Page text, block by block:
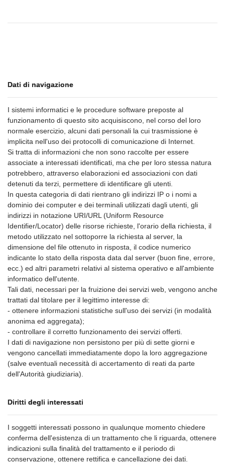
Dati di navigazione
I sistemi informatici e le procedure software preposte al
funzionamento di questo sito acquisiscono, nel corso del loro
normale esercizio, alcuni dati personali la cui trasmissione è
implicita nell'uso dei protocolli di comunicazione di Internet.
Si tratta di informazioni che non sono raccolte per essere
associate a interessati identificati, ma che per loro stessa natura
potrebbero, attraverso elaborazioni ed associazioni con dati
detenuti da terzi, permettere di identificare gli utenti.
In questa categoria di dati rientrano gli indirizzi IP o i nomi a
dominio dei computer e dei terminali utilizzati dagli utenti, gli
indirizzi in notazione URI/URL (Uniform Resource
Identifier/Locator) delle risorse richieste, l'orario della richiesta, il
metodo utilizzato nel sottoporre la richiesta al server, la
dimensione del file ottenuto in risposta, il codice numerico
indicante lo stato della risposta data dal server (buon fine, errore,
ecc.) ed altri parametri relativi al sistema operativo e all'ambiente
informatico dell'utente.
Tali dati, necessari per la fruizione dei servizi web, vengono anche
trattati dal titolare per il legittimo interesse di:
- ottenere informazioni statistiche sull'uso dei servizi (in modalità
anonima ed aggregata);
- controllare il corretto funzionamento dei servizi offerti.
I dati di navigazione non persistono per più di sette giorni e
vengono cancellati immediatamente dopo la loro aggregazione
(salve eventuali necessità di accertamento di reati da parte
dell'Autorità giudiziaria).
Diritti degli interessati
I soggetti interessati possono in qualunque momento chiedere
conferma dell'esistenza di un trattamento che li riguarda, ottenere
indicazioni sulla finalità del trattamento e il periodo di
conservazione, ottenere rettifica e cancellazione dei dati.